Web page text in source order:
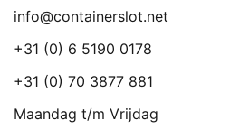
info@containerslot.net
+31 (0) 6 5190 0178
+31 (0) 70 3877 881
Maandag t/m Vrijdag